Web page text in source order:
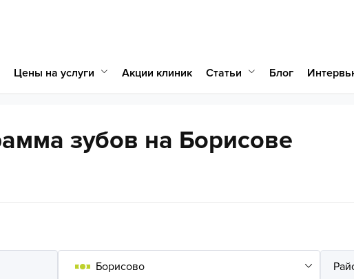
Цены на услуги Акции клиник Статьи Блог
зубов на Борисове